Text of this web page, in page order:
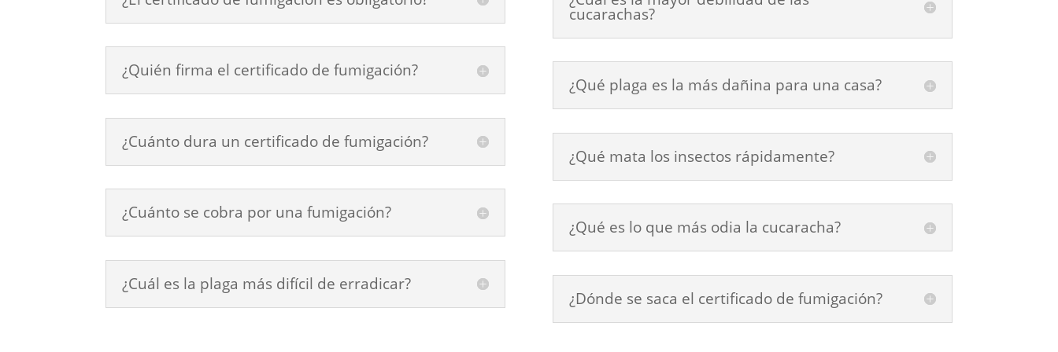
¿Quién firma el certificado de fumigación?
¿Cuánto dura un certificado de fumigación?
¿Cuánto se cobra por una fumigación?
¿Cuál es la plaga más difícil de erradicar?
cucarachas?
¿Qué plaga es la más dañina para una casa?
¿Qué mata los insectos rápidamente?
¿Qué es lo que más odia la cucaracha?
¿Dónde se saca el certificado de fumigación?